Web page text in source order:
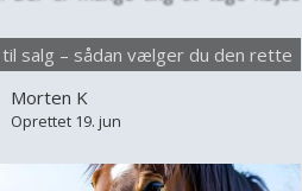
Hver kat har sin egen
behov og baggrund, og det
at vælge med omtanke. Markedet
til salg er stort,...
salg – sådan vælger du den rette
Morten K
Oprettet 19. jun